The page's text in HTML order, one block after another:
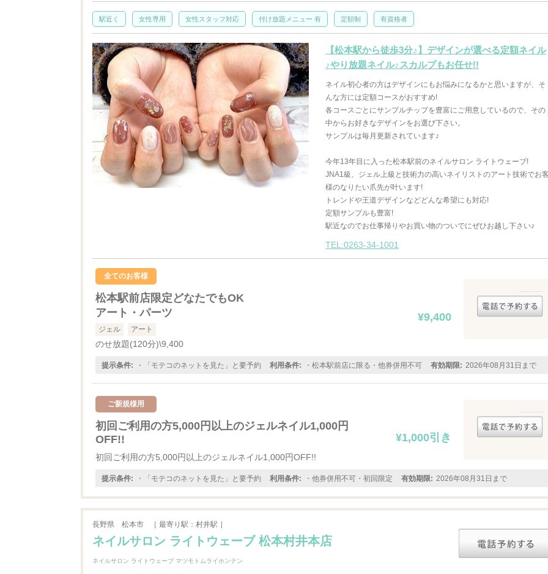
駅近く 女性専用 女性スタッフ対応 付け放題メニュー 有 定額制 有資格者
【松本駅から徒歩3分♪】デザインが選べる定額ネイル
♪やり放題ネイル♪スカルプもお任せ!!
ネイル初心者の方はデザインにもお悩みになるかと思いますが、そ
んな方には定額コースがおすすめ!
各コースごとにサンプルチップを豊富にご用意しているので、その
中からお好きなデザインをお選び下さい。
サンプルは毎月更新されています♪
今年13年目に入った松本駅前のネイルサロン ライトウェーブ!
JNA1級、ジェル上級と技術力の高いネイリストのアート技術でお
様のなりたい爪先が叶います!
トレンドや王道デザインなどどんな希望にも対応!
定額サンプルも豊富!
駅近なのでお仕事帰りやお買い物のついでにぜひお越し下さい♪
TEL:0263-34-1001
全てのお客様
松本駅前店限定どなたでもOK
アート・パーツ
ジェル アート
のせ放題(120分)\9,400
¥9,400
提示条件: ・「モテコのネットを見た」と要予約 利用条件: ・松本駅前店に限る・他券併用不可 有効期限: 2026年08月31日まで
ご新規様用
初回ご利用の方5,000円以上のジェルネイル1,000円
OFF!!
初回ご利用の方5,000円以上のジェルネイル1,000円OFF!!
¥1,000引き
提示条件: ・「モテコのネットを見た」と要予約 利用条件: ・他券併用不可・初回限定 有効期限: 2026年08月31日まで
長野県 松本市 ［ 最寄り駅：村井駅 ］
ネイルサロン ライトウェーブ 松本村井本店
ネイルサロン ライトウェーブ マツモトムライホンテン